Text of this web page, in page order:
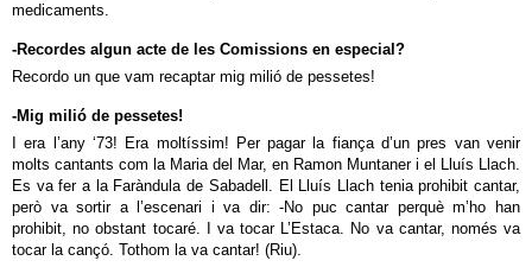
medicaments.
-Recordes algun acte de les Comissions en especial?
Recordo un que vam recaptar mig milió de pessetes!
-Mig milió de pessetes!
I era l’any ‘73! Era moltíssim! Per pagar la fiança d’un pres van venir
molts cantants com la Maria del Mar, en Ramon Muntaner i el Lluís Llach.
Es va fer a la Faràndula de Sabadell. El Lluís Llach tenia prohibit cantar,
però va sortir a l’escenari i va dir: -No puc cantar perquè m’ho han
prohibit, no obstant tocaré. I va tocar L’Estaca. No va cantar, només va
tocar la cançó. Tothom la va cantar! (Riu).